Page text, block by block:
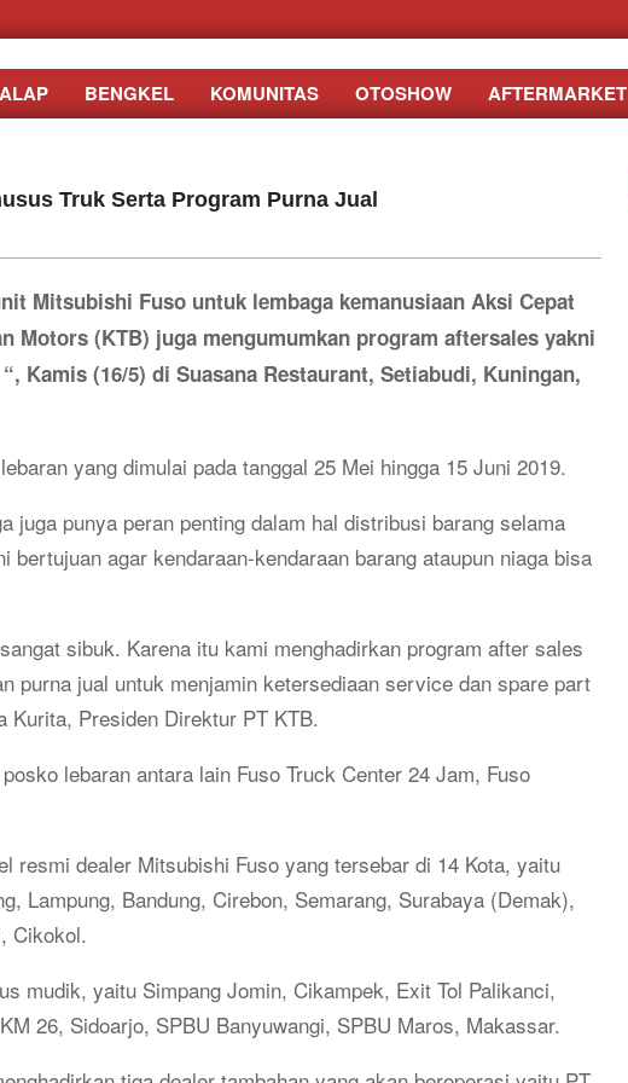
BENGKEL KOMUNITAS OTOSHOW AFTERMARKET
Truk Serta Program Purna Jual
Mitsubishi Fuso untuk lembaga kemanusiaan Aksi Cepat
Motors (KTB) juga mengumumkan program aftersales yakni
Kamis (16/5) di Suasana Restaurant, Setiabudi, Kuningan,
yang dimulai pada tanggal 25 Mei hingga 15 Juni 2019.
juga punya peran penting dalam hal distribusi barang selama
bertujuan agar kendaraan-kendaraan barang ataupun niaga bisa
sibuk. Karena itu kami menghadirkan program after sales
purna jual untuk menjamin ketersediaan service dan spare part
Kurita, Presiden Direktur PT KTB.
lebaran antara lain Fuso Truck Center 24 Jam, Fuso
resmi dealer Mitsubishi Fuso yang tersebar di 14 Kota, yaitu
Lampung, Bandung, Cirebon, Semarang, Surabaya (Demak),
Cikokol.
mudik, yaitu Simpang Jomin, Cikampek, Exit Tol Palikanci,
26, Sidoarjo, SPBU Banyuwangi, SPBU Maros, Makassar.